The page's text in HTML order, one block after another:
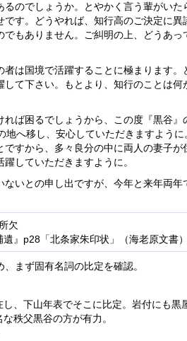
のでしょうか。とやかく言う輩がいた
す。どうやれば、知行高のご決定に異
もありません。ご糾明の上、どうあっ
は国境で活躍することに極まります。
て下さい。もとより、知行のことは何
ば困るでしょうから、この度『黒谷』
へ移し、安心していただきますよう
すから、多々良分の中に両人の妻子が
していただきますように。
いとの申し出ですが、今年と来年両年
欠
』p28「北条家朱印状」（海老原文書
まず固有名詞の比定を確認。
、下山年表でそこに比定。岩付にも黒
秩父黒谷の方が有力。